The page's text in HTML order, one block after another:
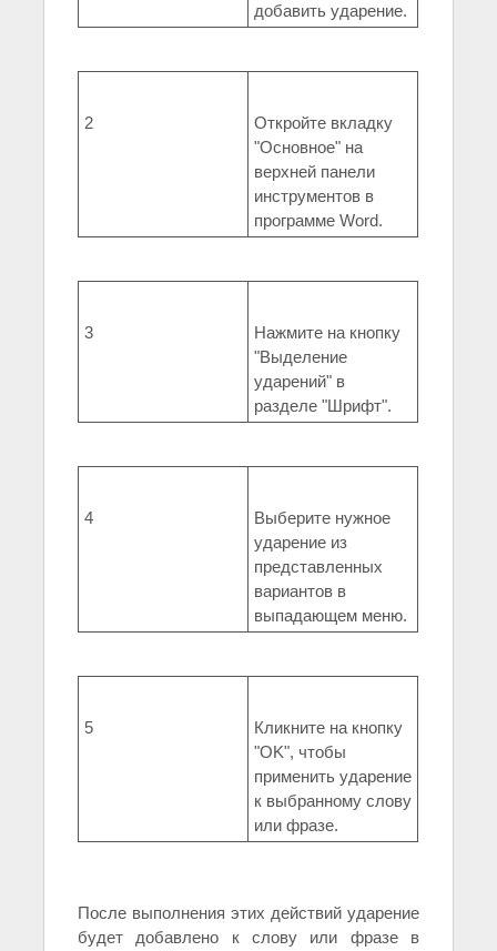
добавить ударение.
2
Откройте вкладку
"Основное" на
верхней панели
инструментов в
программе Word.
3
Нажмите на кнопку
"Выделение
ударений" в
разделе "Шрифт".
4
Выберите нужное
ударение из
представленных
вариантов в
выпадающем меню.
5
Кликните на кнопку
"OK", чтобы
применить ударение
к выбранному слову
или фразе.
После выполнения этих действий ударение
будет добавлено к слову или фразе в